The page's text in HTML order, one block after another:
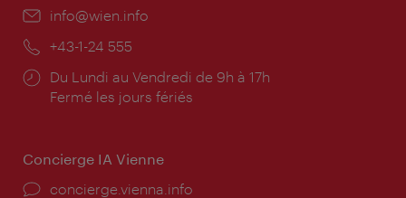
E-
info@wien.info
Téléphone:
+43-1-24 555
Horaires
d'ouverture:
Du Lundi au Vendredi de 9h à 17h
Fermé les jours fériés
Concierge IA Vienne
Ort:
concierge.vienna.info